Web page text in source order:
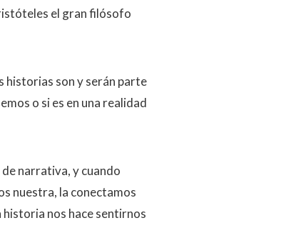
el gran filósofo
historias son y serán parte
o si es en una realidad
narrativa, y cuando
nuestra, la conectamos
historia nos hace sentirnos